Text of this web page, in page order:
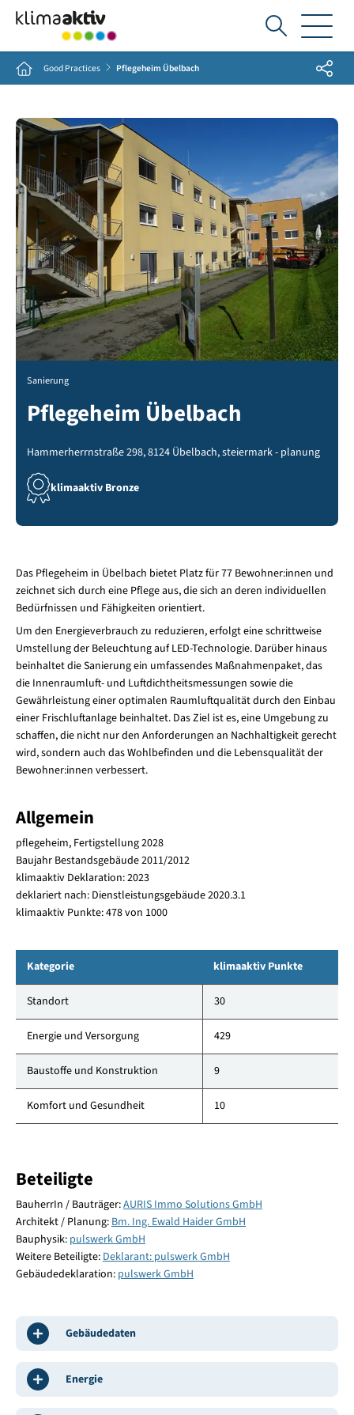
Ich
suche...
Home Good Practices Pflegeheim Übelbach Share
Sanierung
Pflegeheim Übelbach
Hammerherrnstraße 298, 8124 Übelbach, steiermark - planung
klimaaktiv Bronze
Das Pflegeheim in Übelbach bietet Platz für 77 Bewohner:innen und
zeichnet sich durch eine Pflege aus, die sich an deren individuellen
Bedürfnissen und Fähigkeiten orientiert.
Um den Energieverbrauch zu reduzieren, erfolgt eine schrittweise
Umstellung der Beleuchtung auf LED-Technologie. Darüber hinaus
beinhaltet die Sanierung ein umfassendes Maßnahmenpaket, das
die Innenraumluft- und Luftdichtheitsmessungen sowie die
Gewährleistung einer optimalen Raumluftqualität durch den Einbau
einer Frischluftanlage beinhaltet. Das Ziel ist es, eine Umgebung zu
schaffen, die nicht nur den Anforderungen an Nachhaltigkeit gerecht
wird, sondern auch das Wohlbefinden und die Lebensqualität der
Bewohner:innen verbessert.
Allgemein
pflegeheim, Fertigstellung 2028
Baujahr Bestandsgebäude 2011/2012
klimaaktiv Deklaration: 2023
deklariert nach: Dienstleistungsgebäude 2020.3.1
klimaaktiv Punkte: 478 von 1000
Kategorie klimaaktiv Punkte
Standort 30
Energie und Versorgung 429
Baustoffe und Konstruktion 9
Komfort und Gesundheit 10
Beteiligte
BauherrIn / Bauträger:AURIS Immo Solutions GmbH
Architekt / Planung: Bm. Ing. Ewald Haider GmbH
Bauphysik: pulswerk GmbH
Weitere Beteiligte: Deklarant: pulswerk GmbH
Gebäudedeklaration: pulswerk GmbH
Gebäudedaten
Energie